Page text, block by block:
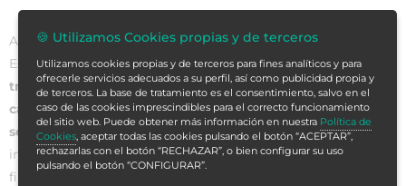
Actualmente el sector salud a nivel global, y también en
España, se encuentra sumido en unaprofunda
transformaciónmotivada por diversos factores, basados en
cambios producidos en la demanda y en la provisión de
servicios. Además, esta tendencia se ve acelerada por el
impacto de los cambios regulatorios y las nuevas políticas
financiero-presupuestarias, de cobertura, organizativas y de
🍪 Utilizamos Cookies propias y de terceros
Utilizamos cookies propias y de terceros para fines analíticos y para
ofrecerle servicios adecuados a su perfil, así como publicidad propia y
de terceros. La base de tratamiento es el consentimiento, salvo en el
caso de las cookies imprescindibles para el correcto funcionamiento
del sitio web. Puede obtener más información en nuestra Política de
Cookies, aceptar todas las cookies pulsando el botón “ACEPTAR”,
rechazarlas con el botón “RECHAZAR”, o bien configurar su uso
pulsando el botón “CONFIGURAR”.